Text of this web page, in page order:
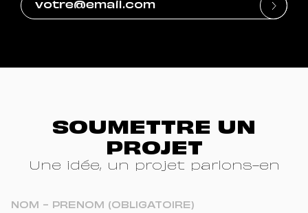
SOUMETTRE UN
PROJET
Une idée, un projet parlons-en